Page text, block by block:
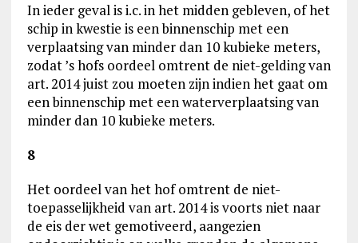
In ieder geval is i.c. in het midden gebleven, of het
schip in kwestie is een binnenschip met een
verplaatsing van minder dan 10 kubieke meters,
zodat ’s hofs oordeel omtrent de niet-gelding van
art. 2014 juist zou moeten zijn indien het gaat om
een binnenschip met een waterverplaatsing van
minder dan 10 kubieke meters.
8
Het oordeel van het hof omtrent de niet-
toepasselijkheid van art. 2014 is voorts niet naar
de eis der wet gemotiveerd, aangezien